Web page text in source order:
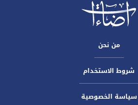
من نحن
شروط الاستخدام
سياسة الخصوصية